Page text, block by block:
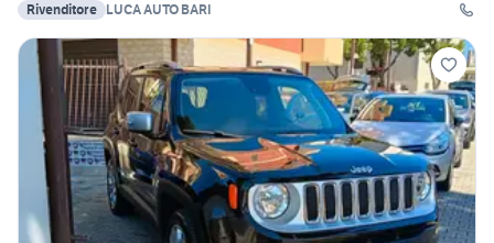
Rivenditore LUCA AUTO BARI